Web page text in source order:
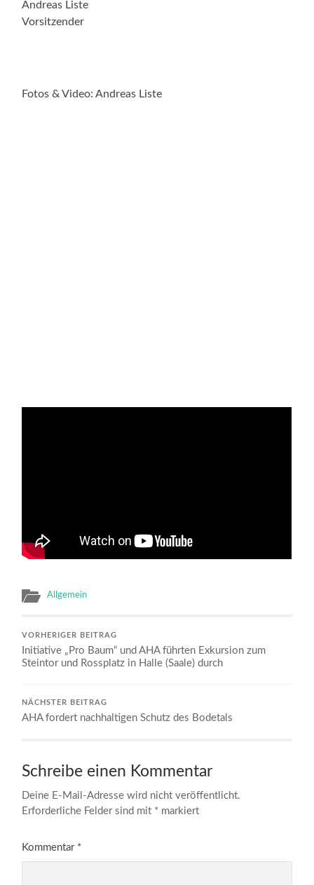
Andreas Liste
Vorsitzender
Fotos & Video: Andreas Liste
Allgemein
VORHERIGER BEITRAG
Initiative „Pro Baum“ und AHA führten Exkursion zum
Steintor und Rossplatz in Halle (Saale) durch
NÄCHSTER BEITRAG
AHA fordert nachhaltigen Schutz des Bodetals
Schreibe einen Kommentar
Deine E-Mail-Adresse wird nicht veröffentlicht.
Erforderliche Felder sind mit * markiert
Kommentar *